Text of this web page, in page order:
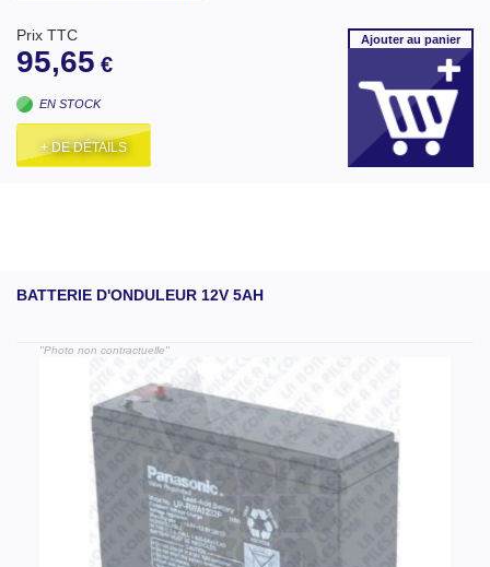
Prix TTC
95,65 €
EN STOCK
+ DE DÉTAILS
Ajouterau panier
BATTERIE D'ONDULEUR 12V 5AH
"Photo non contractuelle"